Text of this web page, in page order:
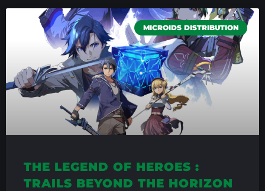
MICROIDS DISTRIBUTION
THE LEGEND OF HEROES :
TRAILS BEYOND THE HORIZON